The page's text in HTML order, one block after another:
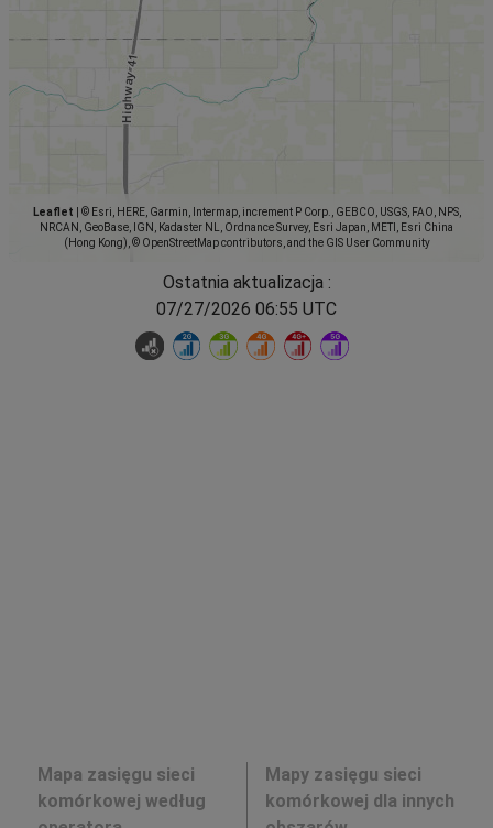
Leaflet
© Esri, HERE, Garmin, Intermap, increment P Corp., GEBCO, USGS, FAO, NPS,
NRCAN, GeoBase, IGN, Kadaster NL, Ordnance Survey, Esri Japan, METI, Esri China
(Hong Kong), © OpenStreetMap contributors, and the GIS User Community
Ostatnia aktualizacja :
07/27/2026 06:55 UTC
Mapa zasięgu sieci
komórkowej według
Mapy zasięgu sieci
komórkowej dla innych